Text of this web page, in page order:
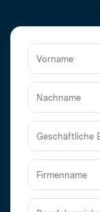
Vorname
Nachname
Geschäftliche
E-
Mail
Firmenname